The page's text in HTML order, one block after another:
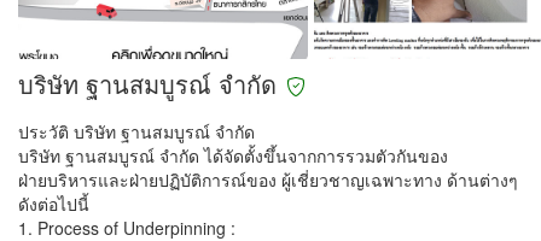
บริษัท ฐานสมบูรณ์ จำกัด
ประวัติ บริษัท ฐานสมบูรณ์ จำกัด
บริษัท ฐานสมบูรณ์ จำกัด ได้จัดตั้งขึ้นจากการรวมตัวกันของ
ฝ่ายบริหารและฝ่ายปฏิบัติการณ์ของ ผู้เชี่ยวชาญเฉพาะทาง ด้านต่างๆ
ดังต่อไปนี้
1. Process of Underpinning :